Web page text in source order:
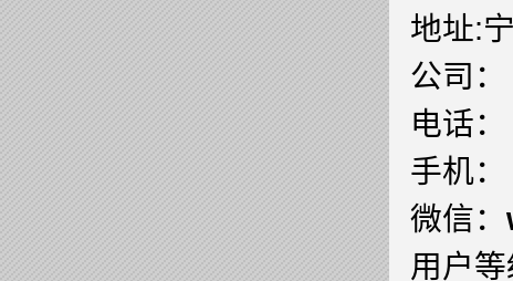
地址:
公司：
电话：
手机：
微信：
用户